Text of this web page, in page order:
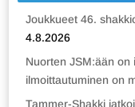
Joukkueet 46.
4.8.2026
Nuorten JSM:ään
ilmoittautuminen on
Tammer-Shakki